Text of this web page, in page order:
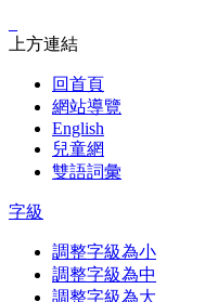
上方連結
回首頁
網站導覽
English
兒童網
雙語詞彙
字級
調整字級為小
調整字級為中
調整字級為大